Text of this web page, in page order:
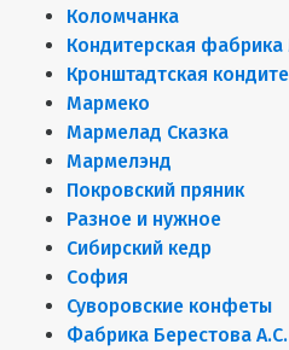
Коломчанка
Кондитерская
Кронштадтская
Мармеко
Мармелад Сказка
Мармелэнд
Покровский пряник
Разное и нужное
Сибирский кедр
София
Суворовские конфеты
Фабрика Берестова А.С.